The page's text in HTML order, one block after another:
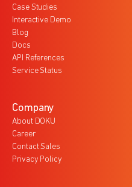
Case Studies
Interactive Demo
Blog
Docs
API References
Service Status
Company
About DOKU
Career
Contact Sales
Privacy Policy